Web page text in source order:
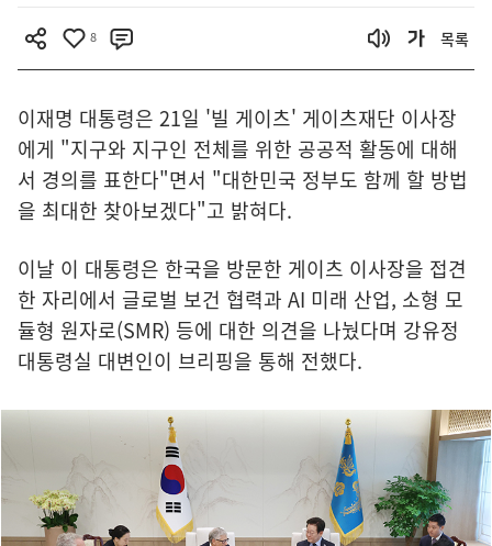
8 목록
이재명 대통령은 21일 '빌 게이츠' 게이츠재단 이사장
에게 "지구와 지구인 전체를 위한 공공적 활동에 대해
서 경의를 표한다"면서 "대한민국 정부도 함께 할 방법
을 최대한 찾아보겠다"고 밝혀다.
이날 이 대통령은 한국을 방문한 게이츠 이사장을 접견
한 자리에서 글로벌 보건 협력과 AI 미래 산업, 소형 모
듈형 원자로(SMR) 등에 대한 의견을 나눴다며 강유정
대통령실 대변인이 브리핑을 통해 전했다.